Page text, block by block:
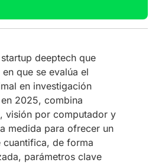
deeptech que
que se evalúa el
en investigación
2025, combina
visión por computador y
medida para ofrecer un
cuantifica, de forma
parámetros clave